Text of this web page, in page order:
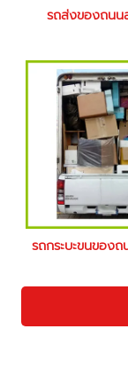
รถส่งของถนน
รถกระบะขนของ